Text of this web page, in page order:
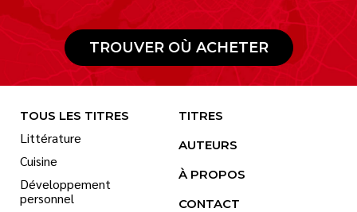
TROUVER OÙ ACHETER
TOUS LES TITRES
Littérature
Cuisine
Développement
personnel
TITRES
AUTEURS
À PROPOS
CONTACT